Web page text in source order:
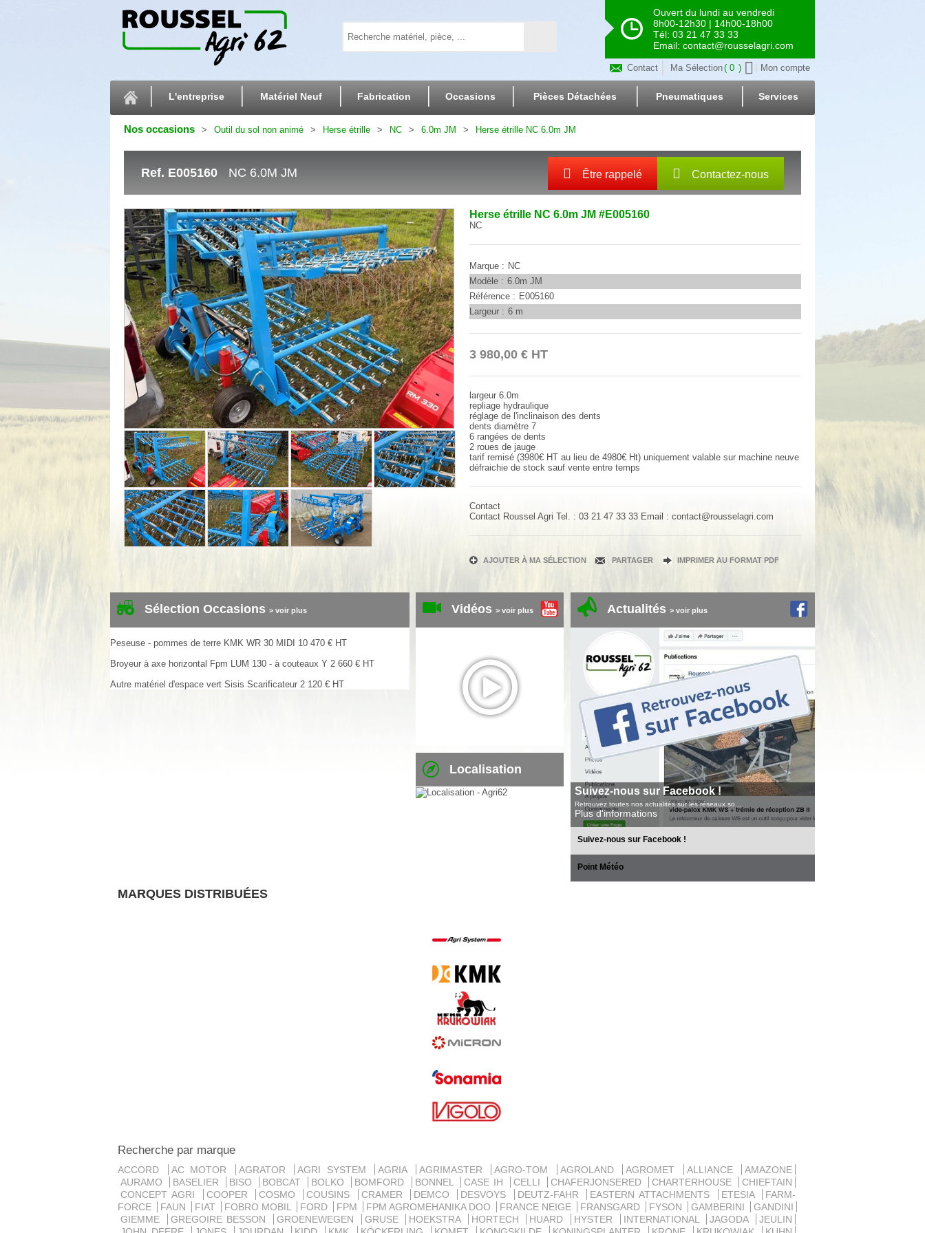
Ouvert du lundi au vendredi
8h00-12h30 | 14h00-18h00
Tél: 03 21 47 33 33
Email: contact@rousselagri.com
Contact Ma Sélection 0 Mon compte
L'entreprise Matériel Neuf Fabrication Occasions Pièces Détachées Pneumatiques Services
Nos occasions Outil du sol non animé Herse étrille NC 6.0m JM Herse étrille NC 6.0m JM
NC 6.0M JM
Ref. E005160 Être rappelé Contactez-nous
Herse étrille NC 6.0m JM #E005160
NC
3 980,00 € HT
AJOUTER À MA SÉLECTION PARTAGER IMPRIMER AU FORMAT PDF
largeur 6.0m
repliage hydraulique
réglage de l'inclinaison des dents
dents diamètre 7
6 rangées de dents
2 roues de jauge
tarif remisé (3980€ HT au lieu de 4980€ Ht) uniquement valable sur machine neuve
défraichie de stock sauf vente entre temps
Marque
NC
Modèle
6.0m JM
Référence
E005160
Largeur
6 m
Contact
Contact Roussel Agri Tel. : 03 21 47 33 33 Email : contact@rousselagri.com
Sélection Occasions > voir plus
Peseuse - pommes de terre KMK WR 30 MIDI 10 470 € HT
Broyeur à axe horizontal Fpm LUM 130 - à couteaux Y 2 660 € HT
Autre matériel d'espace vert Sisis Scarificateur 2 120 € HT
Vidéos > voir plus
Localisation
Actualités > voir plus
Suivez-nous sur Facebook !
Retrouvez toutes nos actualités sur les réseaux so...
Plus d'informations
Suivez-nous sur Facebook !
Point Météo
MARQUES DISTRIBUÉES
Recherche par marque
ACCORD AC MOTOR AGRATOR AGRI SYSTEM AGRIA AGRIMASTER AGRO-TOM AGROLAND AGROMET ALLIANCE
AMAZONE
AURAMO
BASELIER BISO BOBCAT BOLKO BOMFORD BONNEL CASE IH CELLI CHAFERJONSERED CHARTERHOUSE
CHIEFTAIN
CONCEPT AGRI
COOPER COSMO COUSINS CRAMER DEMCO DESVOYS DEUTZ-FAHR EASTERN ATTACHMENTS ETESIA
FARM-
FORCE
FAUN FIAT FOBRO MOBIL FORD FPM FPM AGROMEHANIKA DOO FRANCE NEIGE FRANSGARD FYSON GAMBERINI
GANDINI
GIEMME
GREGOIRE BESSON GROENEWEGEN GRUSE HOEKSTRA HORTECH HUARD HYSTER INTERNATIONAL JAGODA
JEULIN